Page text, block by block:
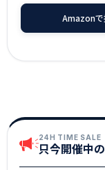
Amazonで
24H TIME SALE
只今開催中